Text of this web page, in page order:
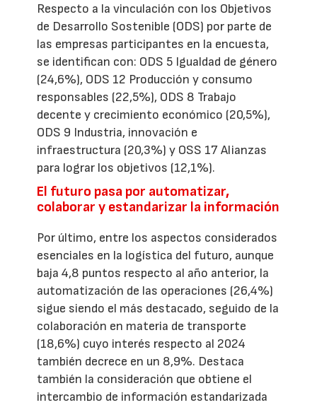
Respecto a la vinculación con los Objetivos
de Desarrollo Sostenible (ODS) por parte de
las empresas participantes en la encuesta,
se identifican con: ODS 5 Igualdad de género
(24,6%), ODS 12 Producción y consumo
responsables (22,5%), ODS 8 Trabajo
decente y crecimiento económico (20,5%),
ODS 9 Industria, innovación e
infraestructura (20,3%) y OSS 17 Alianzas
para lograr los objetivos (12,1%).
El futuro pasa por automatizar,
colaborar y estandarizar la información
Por último, entre los aspectos considerados
esenciales en la logística del futuro, aunque
baja 4,8 puntos respecto al año anterior, la
automatización de las operaciones (26,4%)
sigue siendo el más destacado, seguido de la
colaboración en materia de transporte
(18,6%) cuyo interés respecto al 2024
también decrece en un 8,9%. Destaca
también la consideración que obtiene el
intercambio de información estandarizada